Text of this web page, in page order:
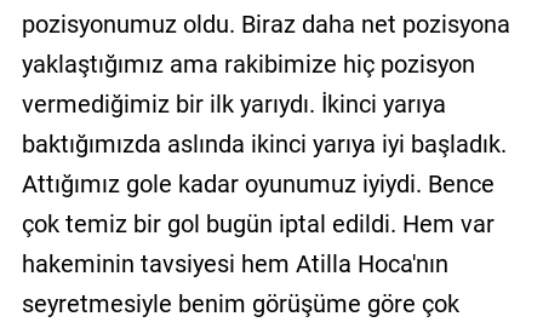
pozisyonumuz oldu. Biraz daha net pozisyona
yaklaştığımız ama rakibimize hiç pozisyon
vermediğimiz bir ilk yarıydı. İkinci yarıya
baktığımızda aslında ikinci yarıya iyi başladık.
Attığımız gole kadar oyunumuz iyiydi. Bence
çok temiz bir gol bugün iptal edildi. Hem var
hakeminin tavsiyesi hem Atilla Hoca'nın
seyretmesiyle benim görüşüme göre çok